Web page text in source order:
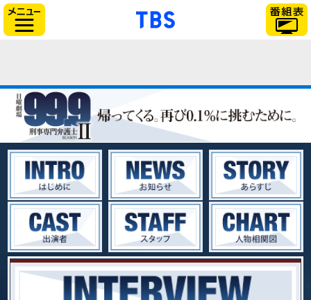
「TBSテレビ」トップ